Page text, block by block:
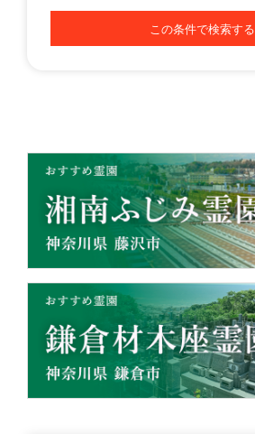
この条件で検索する